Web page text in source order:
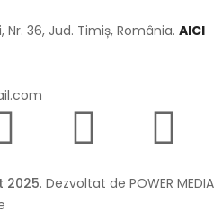
Nr. 36, Jud. Timiș, România. AICI
2025. Dezvoltat de POWER MEDIA